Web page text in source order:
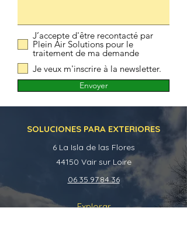
J’accepte d'être recontacté par
Plein Air Solutions pour le
traitement de ma demande
Je veux m'inscrire à la newsletter.
Envoyer
SOLUCIONES PARA EXTERIORES
6 La Isla de las Flores
44150 Vair sur Loire
06.35.97.84.36
Explorar